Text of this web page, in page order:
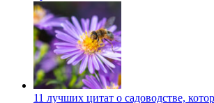
11 лучших цитат о садоводстве,